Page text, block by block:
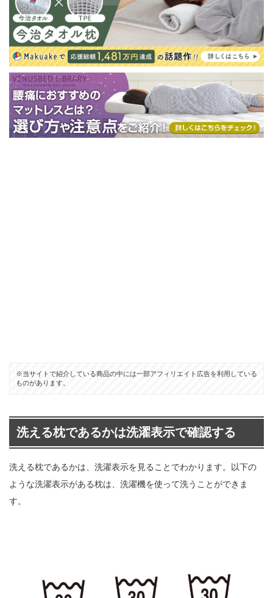
※当サイトで紹介している商品の中には一部アフィリエイト広告を利用している
ものがあります。
洗える枕であるかは洗濯表示で確認する
洗える枕であるかは、洗濯表示を見ることでわかります。以下の
ような洗濯表示がある枕は、洗濯機を使って洗うことができま
す。